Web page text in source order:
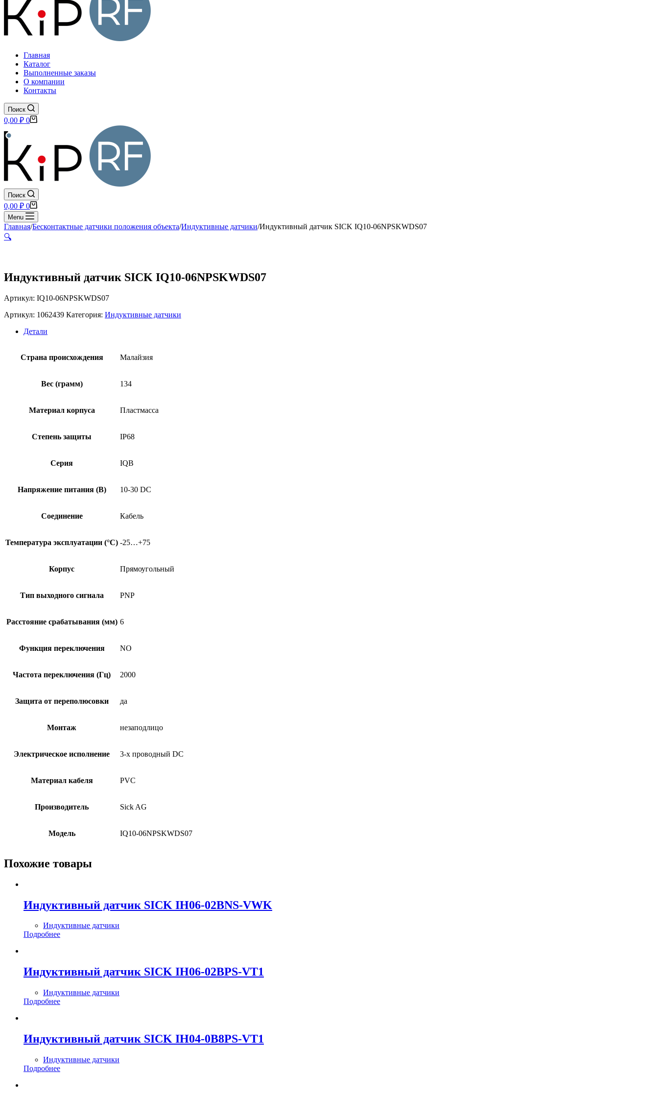
Главная
Каталог
Выполненные заказы
О компании
Контакты
Поиск
Корзина
0,00 ₽ 0
Поиск
Корзина
0,00 ₽ 0
Menu
Главная/Бесконтактные датчики положения объекта/Индуктивные датчики/Индуктивный датчик SICK IQ10-06NPSKWDS07
🔍
Индуктивный датчик SICK IQ10-06NPSKWDS07
Артикул: IQ10-06NPSKWDS07
Артикул: 1062439 Категория: Индуктивные датчики
Детали
Страна происхождения Малайзия
Вес (грамм) 134
Материал корпуса Пластмасса
Степень защиты IP68
Серия IQB
Напряжение питания (В) 10-30 DC
Соединение Кабель
Температура эксплуатации (°C) -25…+75
Корпус Прямоугольный
Тип выходного сигнала PNP
Расстояние срабатывания (мм) 6
Функция переключения NO
Частота переключения (Гц) 2000
Защита от переполюсовки да
Монтаж незаподлицо
Электрическое исполнение 3-х проводный DC
Материал кабеля PVC
Производитель Sick AG
Модель IQ10-06NPSKWDS07
Похожие товары
Индуктивный датчик SICK IH06-02BNS-VWK
Индуктивные датчики
Подробнее
Индуктивный датчик SICK IH06-02BPS-VT1
Индуктивные датчики
Подробнее
Индуктивный датчик SICK IH04-0B8PS-VT1
Индуктивные датчики
Подробнее